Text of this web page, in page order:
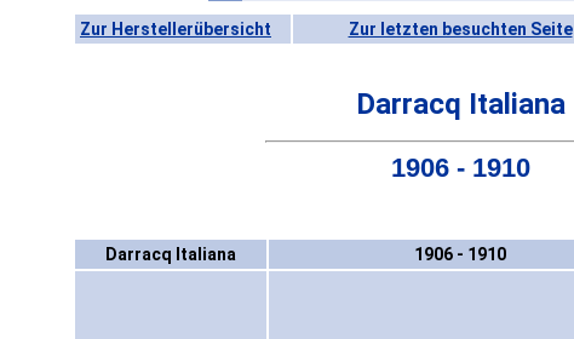
Zur Herstellerübersicht Zur letzten besuchten Seite
Darracq Italiana
1906 - 1910
Darracq Italiana 1906 - 1910